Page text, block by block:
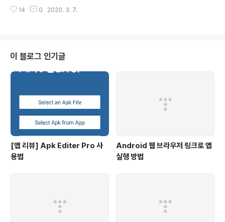
데, 자세한 사항은 구글을.. 그런데, 알고보니 우분투(리눅
Seamless 모드라는 기능도 있어서 VirtualBOX를 설치
해 봤습니다. ​ 물론 잘나가는 유료툴 VMWare와 무료툴 V
irtualBOX는 솔직히 승패가 정해져있을것이라 봅니다만..
14 0 2020. 3. 7.
이 블로그 인기글
[앱 리뷰] Apk Editer Pro 사
용법
Android 웹 브라우저 링크로 앱
실행 방법